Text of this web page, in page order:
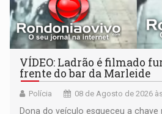
VÍDEO: Ladrão é filmado
frente do bar da Marleide
Polícia 08 de Agosto de 2026
Dona do veículo esqueceu a chave